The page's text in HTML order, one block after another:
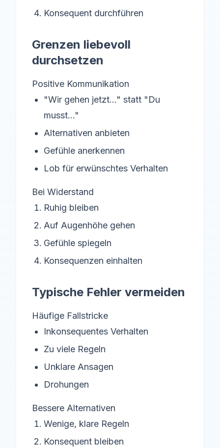
Konsequent durchführen
Grenzen liebevoll
durchsetzen
Positive Kommunikation
"Wir gehen jetzt..." statt "Du
musst..."
Alternativen anbieten
Gefühle anerkennen
Lob für erwünschtes Verhalten
Bei Widerstand
Ruhig bleiben
Auf Augenhöhe gehen
Gefühle spiegeln
Konsequenzen einhalten
Typische Fehler vermeiden
Häufige Fallstricke
Inkonsequentes Verhalten
Zu viele Regeln
Unklare Ansagen
Drohungen
Bessere Alternativen
Wenige, klare Regeln
Konsequent bleiben